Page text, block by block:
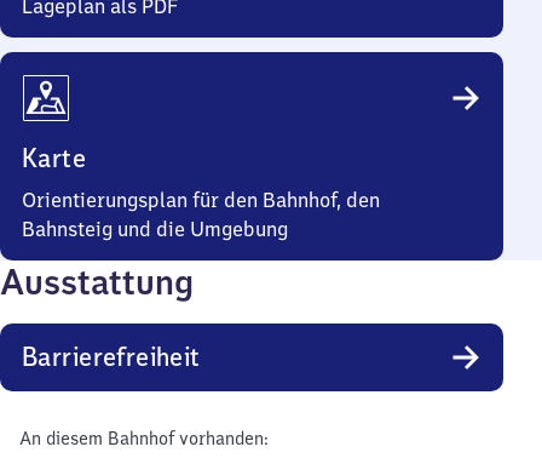
Lageplan als PDF
Karte
Orientierungsplan für den Bahnhof, den
Bahnsteig und die Umgebung
Ausstattung
Barrierefreiheit
An diesem Bahnhof vorhanden: